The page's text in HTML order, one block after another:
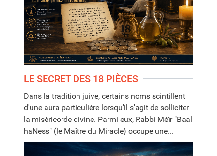
LE SECRET DES 18 PIÈCES
Dans la tradition juive, certains noms scintillent
d'une aura particulière lorsqu'il s'agit de solliciter
la miséricorde divine. Parmi eux, Rabbi Méïr "Baal
haNess" (le Maître du Miracle) occupe une...